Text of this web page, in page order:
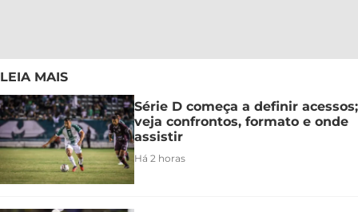
LEIA MAIS
Série D começa a definir acessos;
veja confrontos, formato e onde
assistir
Há 2 horas